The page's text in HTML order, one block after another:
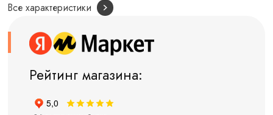
Все характеристики
Рейтинг магазина: